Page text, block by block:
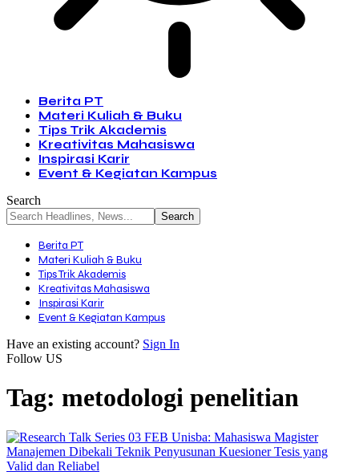
Berita PT
Materi Kuliah & Buku
Tips Trik Akademis
Kreativitas Mahasiswa
Inspirasi Karir
Event & Kegiatan Kampus
Search
Berita PT
Materi Kuliah & Buku
Tips Trik Akademis
Kreativitas Mahasiswa
Inspirasi Karir
Event & Kegiatan Kampus
Have an existing account? Sign In
Follow US
Tag: metodologi penelitian